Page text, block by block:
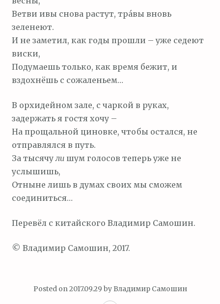
Ветви ивы снова растут, тра́вы вновь
зеленеют.
И не заметил, как годы прошли – уже седеют
виски,
Подумаешь только, как время бежит, и
вздохнёшь с сожаленьем…
В орхидейном зале, с чаркой в руках,
задержать я гостя хочу –
На прощальной циновке, чтобы остался, не
отправлялся в путь.
За тысячули шум голосов теперь уже не
услышишь,
Отныне лишь в думах своих мы сможем
соединиться…
Перевёл с китайского Владимир Самошин.
© Владимир Самошин, 2017.
Posted on2017.09.29 by Владимир Самошин